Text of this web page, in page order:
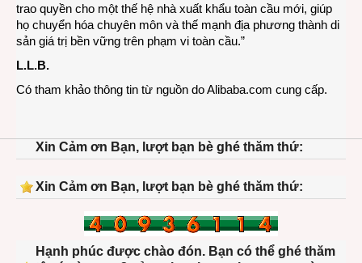
trao quyền cho một thế hệ nhà xuất khẩu toàn cầu mới, giúp
họ chuyển hóa chuyên môn và thế mạnh địa phương thành di
sản giá trị bền vững trên phạm vi toàn cầu.”
L.L.B.
Có tham khảo thông tin từ nguồn do Alibaba.com cung cấp.
Xin Cảm ơn Bạn, lượt bạn bè ghé thăm thứ:
Xin Cảm ơn Bạn, lượt bạn bè ghé thăm thứ:
Hạnh phúc được chào đón. Bạn có thể ghé thăm